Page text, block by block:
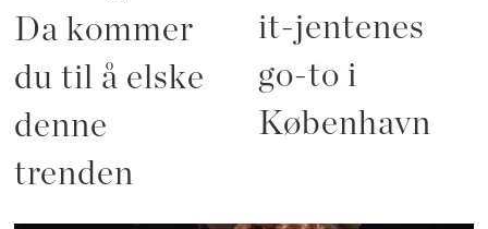
Da kommer
du til å elske
denne
trenden
it-jentenes
go-to i
København